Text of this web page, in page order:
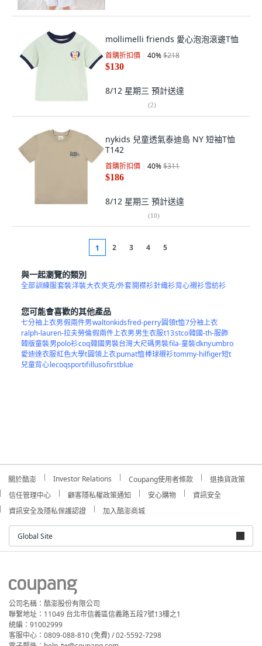
mollimelli friends 愛心泡泡滾邊T恤
首購折扣價 40%$218
$130
8/12 星期三 預計送達
(2)
nykids 兒童透氣泰迪島 NY 短袖T恤
T142
首購折扣價 40%$311
$186
8/12 星期三 預計送達
(10)
1 2 3 4 5
與一起瀏覽的類別
全部訓練服套裝洋裝大衣夾克/外套開襟衫針織衫背心襯衫雪紡衫
您可能會喜歡的其他產品
七分袖上衣男假兩件男waltonkidsfred-perry圓領t恤7分袖上衣
ralph-lauren-拉夫勞倫假兩件上衣男男生衣服t13stco韓國-th-服飾
韓版童裝男polo衫coq韓國男裝台灣大尺碼男裝fila-童裝dknyumbro
愛迪達衣服紅色大學t圓領上衣pumat恤棒球襯衫tommy-hilfiger短t
兒童背心lecoqsportifillusofirstblue
關於酷澎 Investor Relations Coupang使用者條款
退換貨政策
信任管理中心
顧客隱私權政策通知 安心購物
資訊安全
資訊安全及隱私保護認證
加入酷澎商城
Global Site
公司名稱：酷澎股份有限公司
聯繫地址：11049 台北市信義區信義路五段7號13樓之1
統編：91002999
客服中心：0809-088-810 (免費) / 02-5592-7298